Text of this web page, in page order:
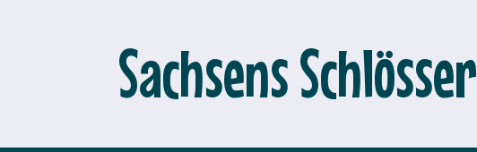
Sachsens Schlösser